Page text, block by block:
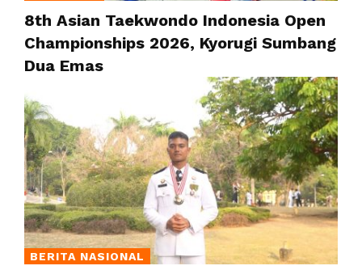
8th Asian Taekwondo Indonesia Open
Championships 2026, Kyorugi Sumbang
Dua Emas
BERITA NASIONAL